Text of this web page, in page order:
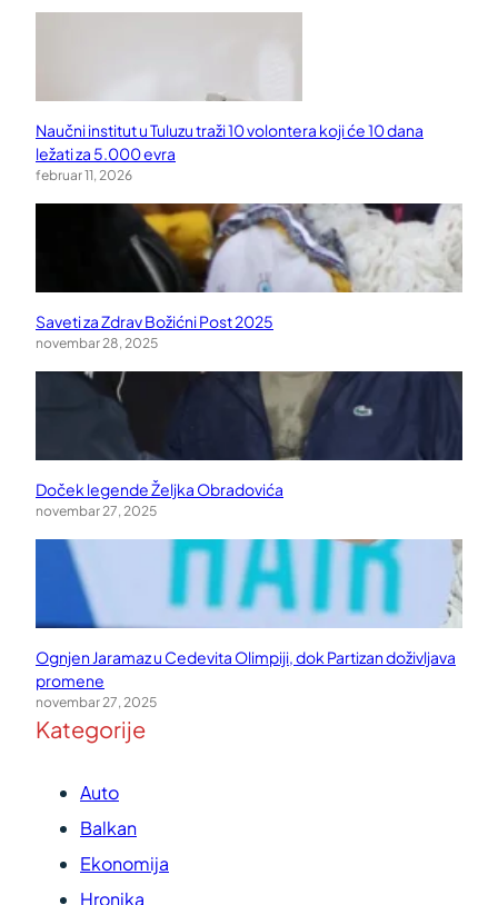
Naučni institut u Tuluzu traži 10 volontera koji će 10 dana
ležati za 5.000 evra
februar 11, 2026
Saveti za Zdrav Božićni Post 2025
novembar 28, 2025
Doček legende Željka Obradovića
novembar 27, 2025
Ognjen Jaramaz u Cedevita Olimpiji, dok Partizan doživljava
promene
novembar 27, 2025
Kategorije
Auto
Balkan
Ekonomija
Hronika